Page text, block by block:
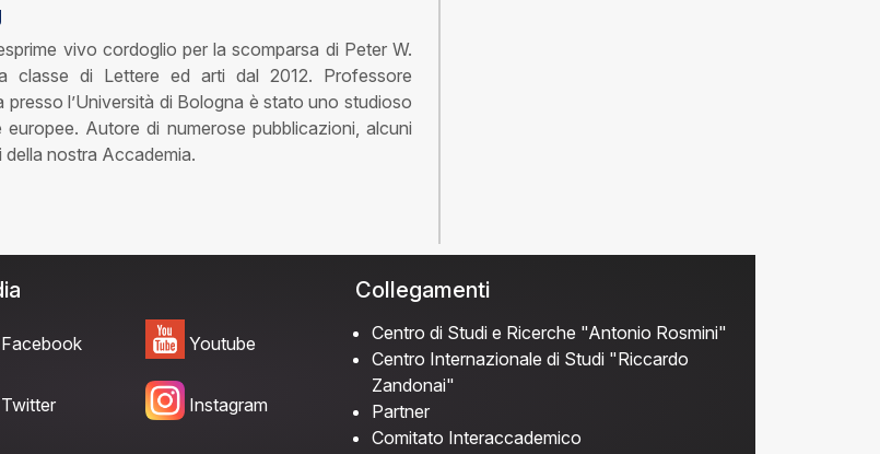
vivo cordoglio per la scomparsa di Peter W.
classe di Lettere ed arti dal 2012. Professore
l’Università di Bologna è stato uno studioso
Autore di numerose pubblicazioni, alcuni
nostra Accademia.
Facebook
Twitter
Youtube
Instagram
Collegamenti
Centro di Studi e Ricerche "Antonio Rosmini"
Centro Internazionale di Studi "Riccardo
Zandonai"
Partner
Comitato Interaccademico